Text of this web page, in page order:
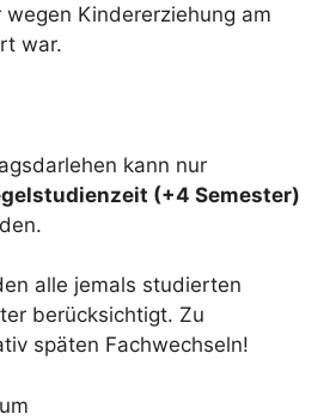
Kindererziehung am
war.
kann nur
(+4 Semester)
alle jemals studierten
berücksichtigt. Zu
späten Fachwechseln!